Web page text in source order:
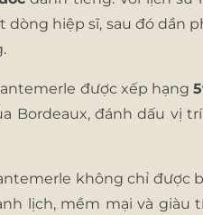
dòng hiệp sĩ, sau đó dần
được xếp hạng
Bordeaux, đánh dấu vị
không chỉ được
lịch, mềm mại và giàu